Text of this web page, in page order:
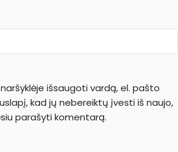
išsaugoti vardą, el. pašto
kad jų nebereiktų įvesti iš naujo,
parašyti komentarą.